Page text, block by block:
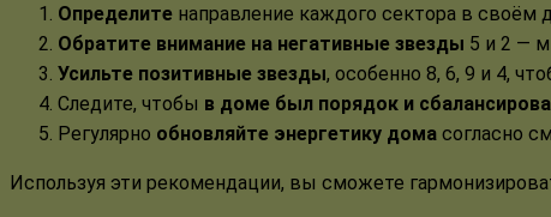
Определите направление каждого сектора в
Обратите внимание на негативные звезды 5 и 2 —
Усильте позитивные звезды, особенно 8, 6, 9 и 4,
Следите, чтобы в доме был порядок и
Регулярно обновляйте энергетику дома согласно
Используя эти рекомендации, вы сможете